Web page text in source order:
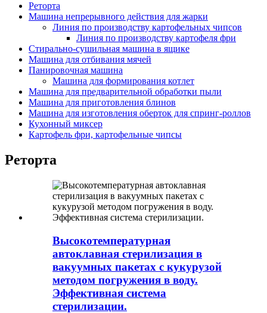
Реторта
Машина непрерывного действия для жарки
Линия по производству картофельных чипсов
Линия по производству картофеля фри
Стирально-сушильная машина в ящике
Машина для отбивания мячей
Панировочная машина
Машина для формирования котлет
Машина для предварительной обработки пыли
Машина для приготовления блинов
Машина для изготовления оберток для спринг-роллов
Кухонный миксер
Картофель фри, картофельные чипсы
Реторта
Высокотемпературная
автоклавная стерилизация в
вакуумных пакетах с кукурузой
методом погружения в воду.
Эффективная система
стерилизации.